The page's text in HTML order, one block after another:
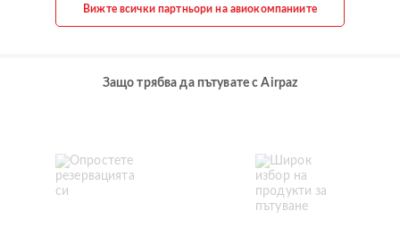
Вижте всички партньори на авиокомпаниите
Защо трябва да пътувате с Airpaz